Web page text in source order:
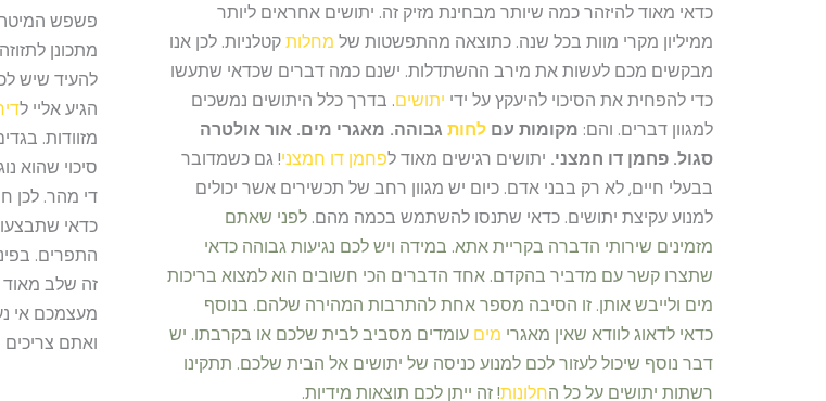
כדאי מאוד להיזהר כמה שיותר מבחינת מזיק זה. יתושים אחראים ליותר
ממיליון מקרי מוות בכל שנה. כתוצאה מהתפשטות של מחלותקטלניות. לכן אנו
מבקשים מכם לעשות את מירב ההשתדלות. ישנם כמה דברים שכדאי שתעשו
כדי להפחית את הסיכוי להיעקץ על ידי יתושים. בדרך כלל היתושים נמשכים
למגוון דברים. והם: מקומות עם לחות גבוהה. מאגרי מים. אור אולטרה
סגול. פחמן דו חמצני. יתושים רגישים מאוד לפחמן דו חמצני! גם כשמדובר
בבעלי חיים, לא רק בבני אדם. כיום יש מגוון רחב של תכשירים אשר יכולים
למנוע עקיצת יתושים. כדאי שתנסו להשתמש בכמה מהם. לפני שאתם
מזמינים שירותי הדברה בקריית אתא. במידה ויש לכם נגיעות גבוהה כדאי
שתצרו קשר עם מדביר בהקדם. אחד הדברים הכי חשובים הוא למצוא בריכות
מים ולייבש אותן. זו הסיבה מספר אחת להתרבות המהירה שלהם. בנוסף
כדאי לדאוג לוודא שאין מאגרי מים עומדים מסביב לבית שלכם או בקרבתו. יש
דבר נוסף שיכול לעזור לכם למנוע כניסה של יתושים אל הבית שלכם. תתקינו
רשתות יתושים על כל החלונות! זה ייתן לכם תוצאות מידיות.
פשפש המיטה
מתכונן
להעיד שיש
הגיע אליי ל
מזוודות.
סיכוי שהוא
די מהר. לכן
כדאי
התפרים.
זה שלב מאוד
מעצמכם אי
ואתם